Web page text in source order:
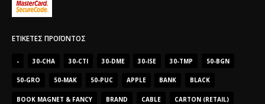
ΕΤΙΚΈΤΕΣ ΠΡΟΪΌΝΤΟΣ
- 30-CHA 30-CTI 30-DME 30-ISE 30-TMP 50-BGN
50-GRO 50-MAK 50-PUC APPLE BANK BLACK
BOOK MAGNET & FANCY BRAND CABLE CARTON (RETAIL)